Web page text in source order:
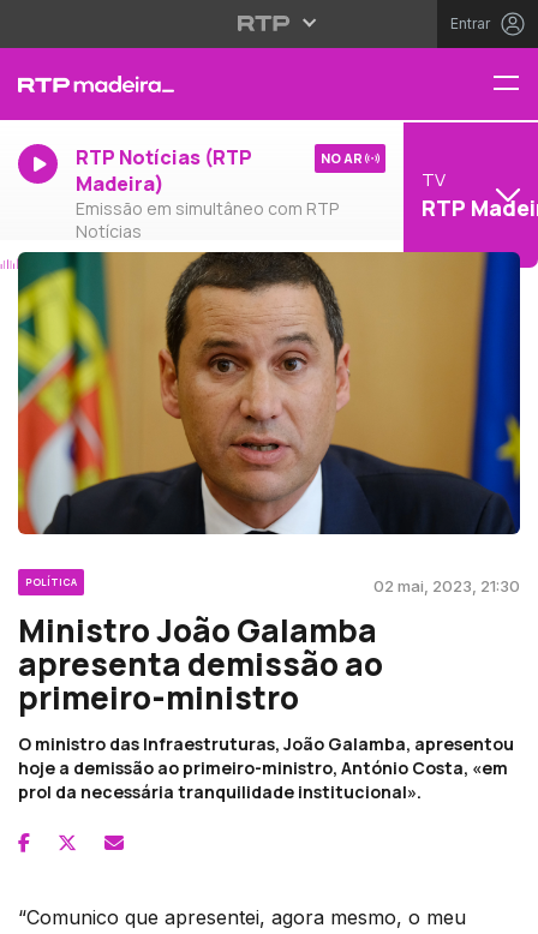
Entrar
RTP Notícias (RTP
Madeira)
Emissão em simultâneo com RTP
Notícias
NO AR
TV
RTP
POLÍTICA 02 mai, 2023, 21:30
Ministro João Galamba
apresenta demissão ao
primeiro-ministro
O ministro das Infraestruturas, João Galamba, apresentou
hoje a demissão ao primeiro-ministro, António Costa, «em
prol da necessária tranquilidade institucional».
“Comunico que apresentei, agora mesmo, o meu